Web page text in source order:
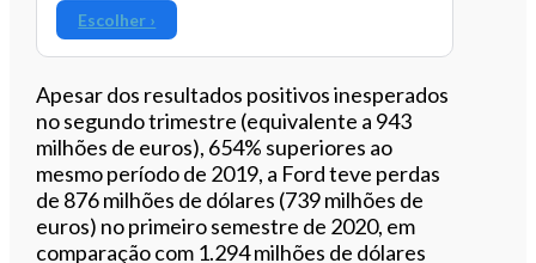
Escolher ›
Apesar dos resultados positivos inesperados
no segundo trimestre (equivalente a 943
milhões de euros), 654% superiores ao
mesmo período de 2019, a Ford teve perdas
de 876 milhões de dólares (739 milhões de
euros) no primeiro semestre de 2020, em
comparação com 1.294 milhões de dólares